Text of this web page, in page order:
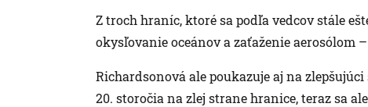
Z troch hraníc, ktoré sa podľa vedcov stále
okysľovanie oceánov a zaťaženie aerosólom
Richardsonová ale poukazuje aj na
20. storočia na zlej strane hranice, teraz sa